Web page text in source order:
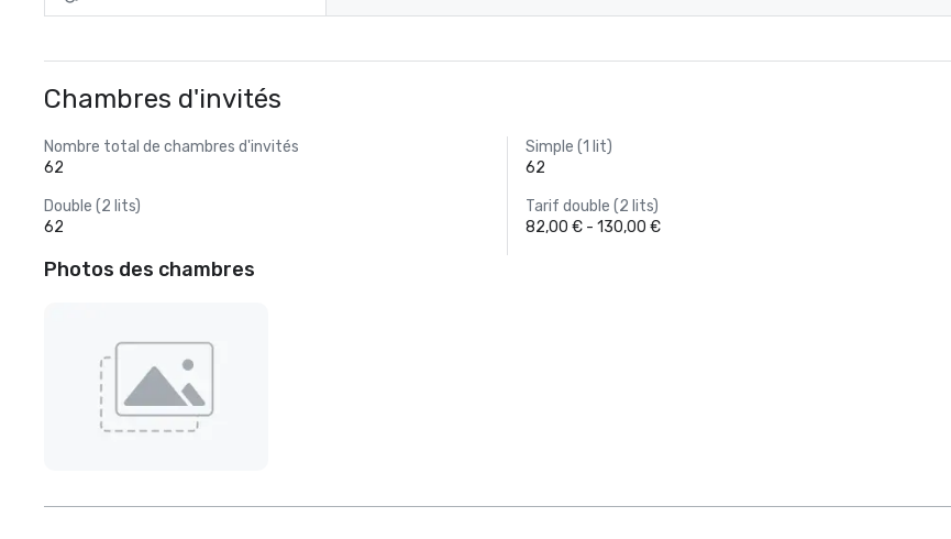
Chambres d'invités
Nombre total de chambres d'invités
62
Simple (1 lit)
62
Double (2 lits)
62
Tarif double (2 lits)
82,00 € - 130,00 €
Photos des chambres